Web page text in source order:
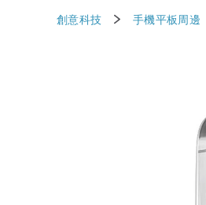
創意科技 手機平板周邊